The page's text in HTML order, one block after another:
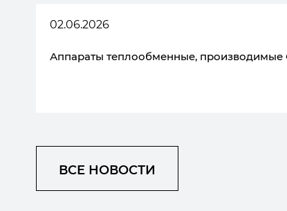
02.06.2026
Аппараты теплообменные,
ВСЕ НОВОСТИ